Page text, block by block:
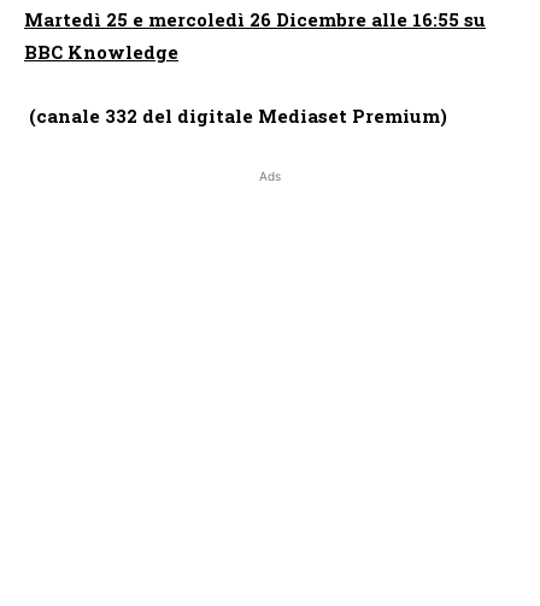
Martedì 25 e mercoledì 26 Dicembre alle 16:55 su
BBC Knowledge
(canale 332 del digitale Mediaset Premium)
Ads